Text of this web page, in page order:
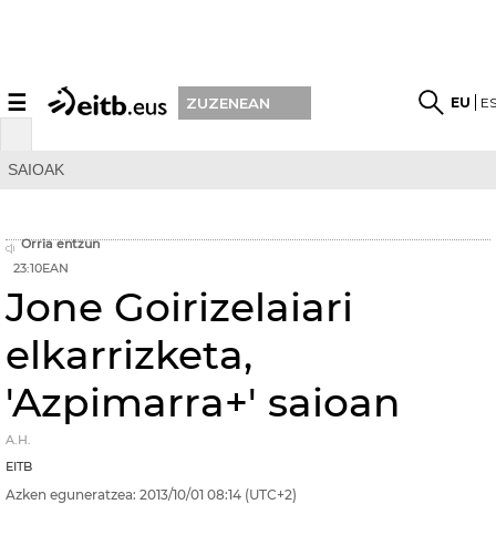
☰ ZUZENEAN EU
SAIOAK
Orria entzun
23:10EAN
Jone Goirizelaiari
elkarrizketa,
'Azpimarra+' saioan
A.H.
EITB
Azken eguneratzea: 2013/10/01 08:14 (UTC+2)